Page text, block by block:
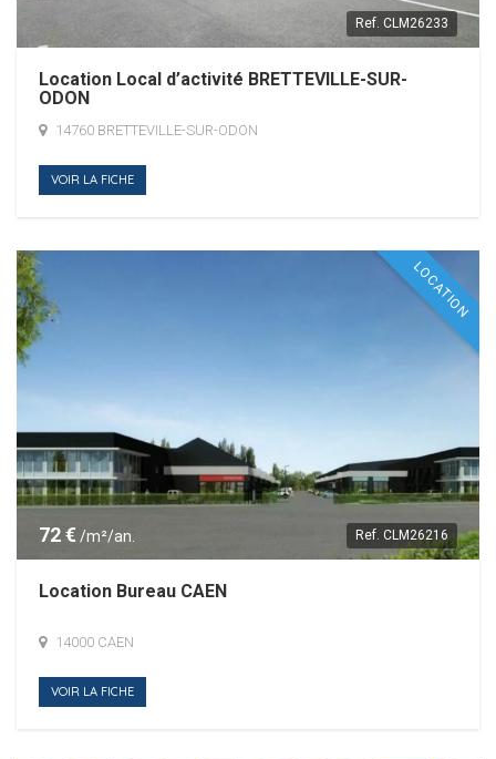
Ref. CLM26233
Location Local d’activité BRETTEVILLE-SUR-
ODON
14760 BRETTEVILLE-SUR-ODON
VOIR LA FICHE
LOCATION
72 € /m²/an. Ref. CLM26216
Location Bureau CAEN
14000 CAEN
VOIR LA FICHE